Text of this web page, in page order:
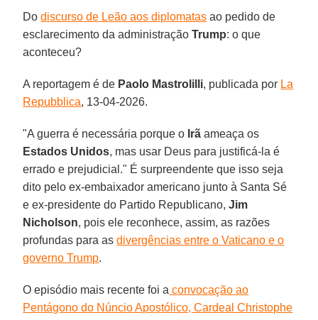
Dodiscurso de Leão aos diplomatas ao pedido de
esclarecimento da administraçãoTrump: o que
aconteceu?
A reportagem é de Paolo Mastrolilli, publicada por La
Repubblica, 13-04-2026.
"A guerra é necessária porque o Irã ameaça os
Estados Unidos, mas usar Deus para justificá-la é
errado e prejudicial." É surpreendente que isso seja
dito pelo ex-embaixador americano junto à Santa Sé
e ex-presidente do Partido Republicano,Jim
Nicholson, pois ele reconhece, assim, as razões
profundas para asdivergências entre o Vaticano e o
governo Trump.
O episódio mais recente foi a convocação ao
Pentágono do Núncio Apostólico, Cardeal Christophe